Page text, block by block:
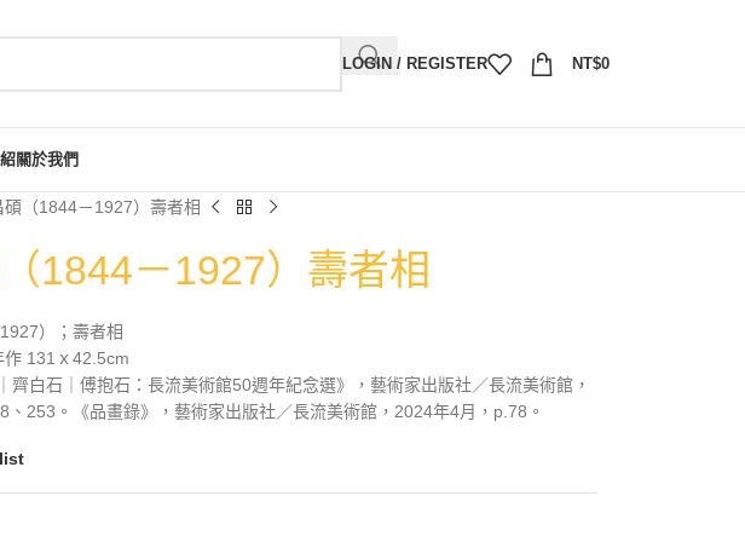
LOGIN / REGISTER NT$0
關於我們
碩（1844－1927）壽者相
1844－1927）壽者相
）；壽者相
131ｘ42.5cm
齊白石｜傅抱石：長流美術館50週年紀念選》，藝術家出版社／長流美術館，
、253。《品畫錄》，藝術家出版社／長流美術館，2024年4月，p.78。